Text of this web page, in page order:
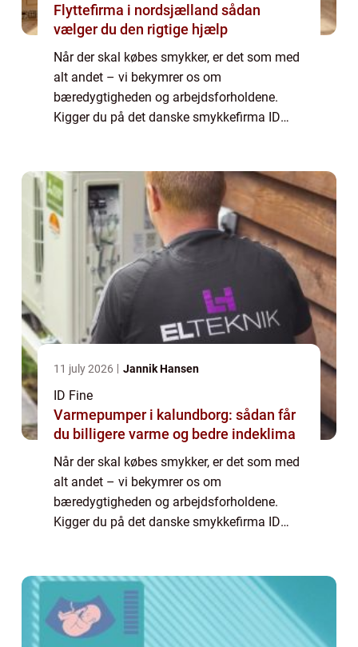
Flyttefirma i nordsjælland sådan
vælger du den rigtige hjælp
Når der skal købes smykker, er det som med
alt andet – vi bekymrer os om
bæredygtigheden og arbejdsforholdene.
Kigger du på det danske smykkefirma ID
11 july 2026 Jannik Hansen
ID Fine
Varmepumper i kalundborg: sådan får
du billigere varme og bedre indeklima
Når der skal købes smykker, er det som med
alt andet – vi bekymrer os om
bæredygtigheden og arbejdsforholdene.
Kigger du på det danske smykkefirma ID